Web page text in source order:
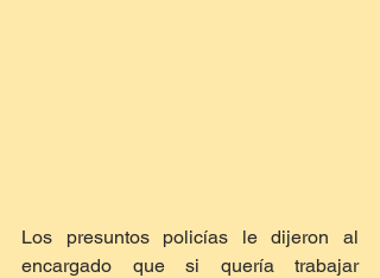
Los presuntos policías le dijeron al
encargado que si quería trabajar